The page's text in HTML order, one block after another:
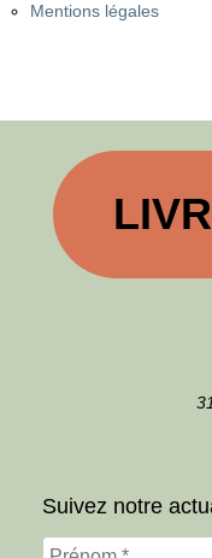
Mentions légales
Suivez notre